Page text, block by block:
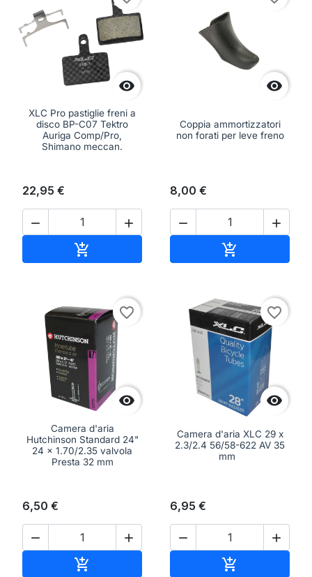

XLC Pro pastiglie freni a
disco BP-C07 Tektro
Auriga Comp/Pro,
Shimano meccan.
22,95 €
 


Coppia ammortizzatori
non forati per leve freno
8,00 €
 


favorite_border
Camera d'aria
Hutchinson Standard 24"
24 x 1.70/2.35 valvola
Presta 32 mm
6,50 €
 


favorite_border
Camera d'aria XLC 29 x
2.3/2.4 56/58-622 AV 35
mm
6,95 €
 
